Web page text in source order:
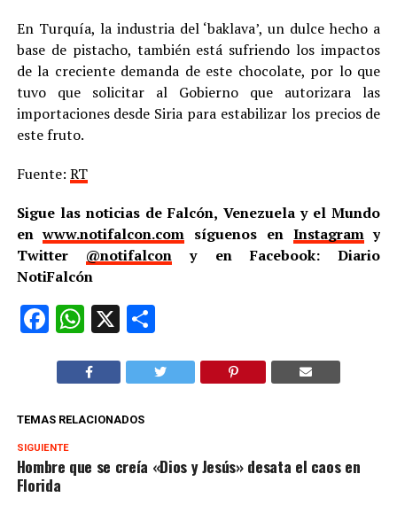
En Turquía, la industria del ‘baklava’, un dulce hecho a
base de pistacho, también está sufriendo los impactos
de la creciente demanda de este chocolate, por lo que
tuvo que solicitar al Gobierno que autorizara las
importaciones desde Siria para estabilizar los precios de
este fruto.
Fuente: RT
Sigue las noticias de Falcón, Venezuela y el Mundo
enwww.notifalcon.com síguenos en Instagramy
Twitter @notifalcon y en Facebook: Diario
NotiFalcón
Facebook
WhatsApp
X Compartir
TEMAS RELACIONADOS
SIGUIENTE
Hombre que se creía «Dios y Jesús» desata el caos en
Florida